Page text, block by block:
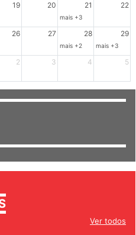
19 20 21 22
mais +3
26 27 28 29
mais +2 mais +3
2 3 4 5
Ver todos